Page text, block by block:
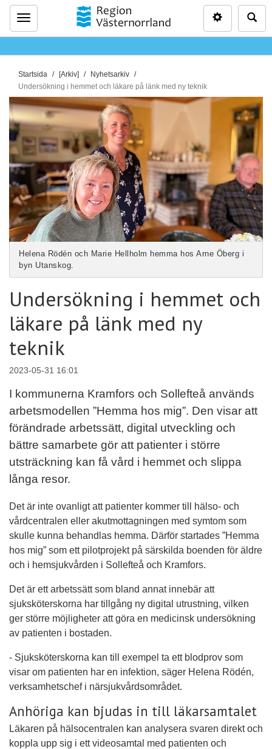
Meny
D
u
ä
r
h
ä
r
:
Startsida [Arkiv]
Nyhetsarkiv
Undersökning i hemmet och läkare på länk med ny teknik
Helena Rödén och Marie Hellholm hemma hos Arne Öberg i
byn Utanskog.
Undersökning i hemmet och
läkare på länk med ny
teknik
2023-05-31 16:01
I kommunerna Kramfors och Sollefteå används
arbetsmodellen ”Hemma hos mig”. Den visar att
förändrade arbetssätt, digital utveckling och
bättre samarbete gör att patienter i större
utsträckning kan få vård i hemmet och slippa
långa resor.
Det är inte ovanligt att patienter kommer till hälso- och
vårdcentralen eller akutmottagningen med symtom som
skulle kunna behandlas hemma. Därför startades ”Hemma
hos mig” som ett pilotprojekt på särskilda boenden för äldre
och i hemsjukvården i Sollefteå och Kramfors.
Det är ett arbetssätt som bland annat innebär att
sjuksköterskorna har tillgång ny digital utrustning, vilken
ger större möjligheter att göra en medicinsk undersökning
av patienten i bostaden.
- Sjuksköterskorna kan till exempel ta ett blodprov som
visar om patienten har en infektion, säger Helena Rödén,
verksamhetschef i närsjukvårdsområdet.
Anhöriga kan bjudas in till läkarsamtalet
Läkaren på hälsocentralen kan analysera svaren direkt och
koppla upp sig i ett videosamtal med patienten och